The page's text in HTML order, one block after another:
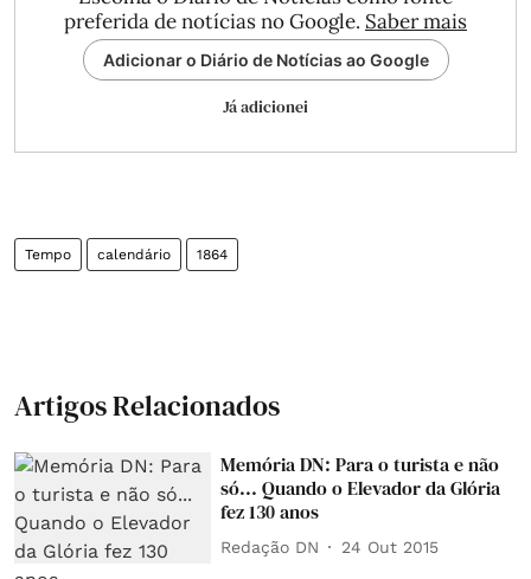
preferida de notícias no Google. Saber mais
Adicionar o Diário de Notícias ao Google
Já adicionei
Tempo calendário 1864
Artigos Relacionados
Memória DN: Para o turista e não
só... Quando o Elevador da Glória
fez 130 anos
Redação DN 24 Out 2015